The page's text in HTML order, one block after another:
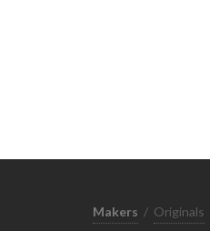
Makers / Originals